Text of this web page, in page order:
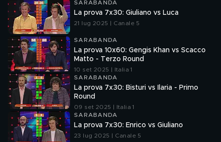
SARABANDA
La prova 7x30: Giuliano vs Luca
21 lug 2025 | Canale 5
SARABANDA
La prova 10x60: Gengis Khan vs Scacco
Matto - Terzo Round
10 set 2025 | Italia 1
SARABANDA
La prova 7x30: Bisturi vs Ilaria - Primo
Round
09 set 2025 | Italia 1
SARABANDA
La prova 7x30: Enrico vs Giuliano
23 lug 2025 | Canale 5